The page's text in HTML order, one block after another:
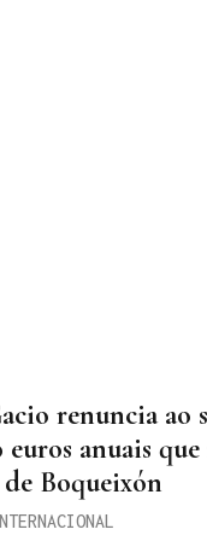
renuncia ao
euros anuais
Boqueixón